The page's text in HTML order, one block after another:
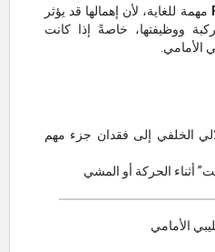
مهمة للغاية، لأن إهمالها قد يؤثر
ووظيفتها، خاصةً إذا كانت
الأمامي.
الخلفي إلى فقدان جزء مهم
أثناء الحركة أو المشي
الأمامي